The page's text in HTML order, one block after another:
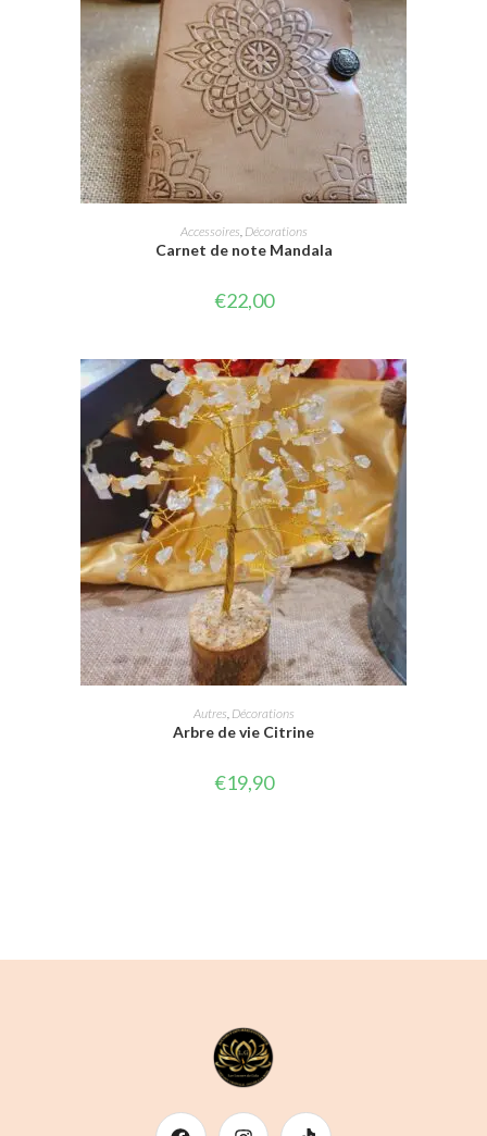
AJOUTER AU PANIER
Accessoires, Décorations
Carnet de note Mandala
€22,00
AJOUTER AU PANIER
Autres Décorations
Arbre de vie Citrine
€19,90